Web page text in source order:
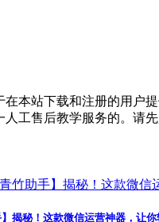
本站下载和注册的用户
工售后教学服务的。请
揭秘！这款微信运营神器，让